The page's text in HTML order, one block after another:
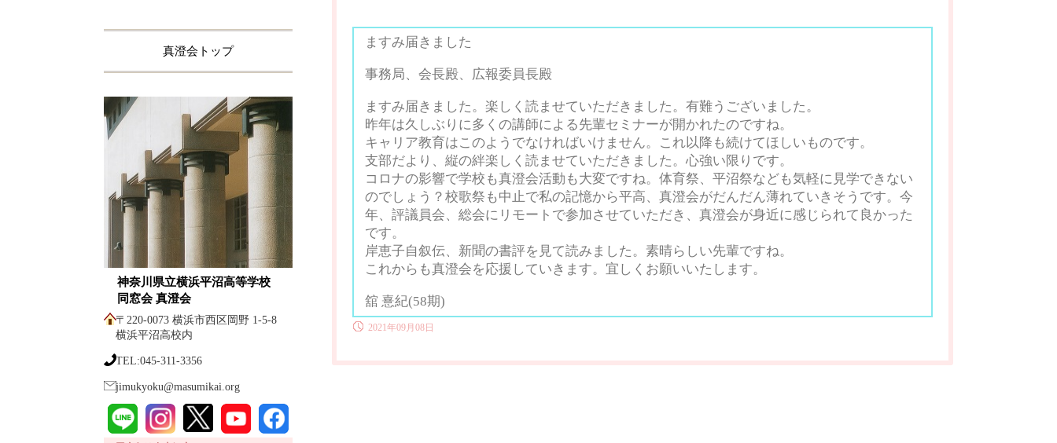
ますみ届きました
事務局、会長殿、広報委員長殿
ますみ届きました。楽しく読ませていただきました。有難うございました。
昨年は久しぶりに多くの講師による先輩セミナーが開かれたのですね。
キャリア教育はこのようでなければいけません。これ以降も続けてほしいものです。
支部だより、縦の絆楽しく読ませていただきました。心強い限りです。
コロナの影響で学校も真澄会活動も大変ですね。体育祭、平沼祭なども気軽に見学できない
のでしょう？校歌祭も中止で私の記憶から平高、真澄会がだんだん薄れていきそうです。今
年、評議員会、総会にリモートで参加させていただき、真澄会が身近に感じられて良かった
です。
岸恵子自叙伝、新聞の書評を見て読みました。素晴らしい先輩ですね。
これからも真澄会を応援していきます。宜しくお願いいたします。
舘 憙紀(58期)
2021年09月08日
真澄会トップ
神奈川県立横浜平沼高等学校
同窓会 真澄会
〒220-0073 横浜市西区岡野 1-5-8
横浜平沼高校内
TEL:045-311-3356
jimukyoku@masumikai.org